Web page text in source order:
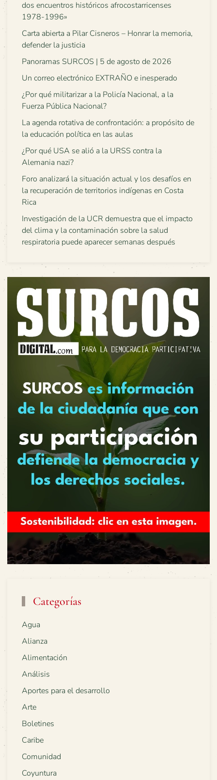
dos encuentros históricos afrocostarricenses
1978-1996»
Carta abierta a Pilar Cisneros – Honrar la memoria,
defender la justicia
Panoramas SURCOS | 5 de agosto de 2026
Un correo electrónico EXTRAÑO e inesperado
¿Por qué militarizar a la Policía Nacional, a la
Fuerza Pública Nacional?
La agenda rotativa de confrontación: a propósito de
la educación política en las aulas
¿Por qué USA se alió a la URSS contra la
Alemania nazi?
Foro analizará la situación actual y los desafíos en
la recuperación de territorios indígenas en Costa
Rica
Investigación de la UCR demuestra que el impacto
del clima y la contaminación sobre la salud
respiratoria puede aparecer semanas después
Categorías
Agua
Alianza
Alimentación
Análisis
Aportes para el desarrollo
Arte
Boletines
Caribe
Comunidad
Coyuntura